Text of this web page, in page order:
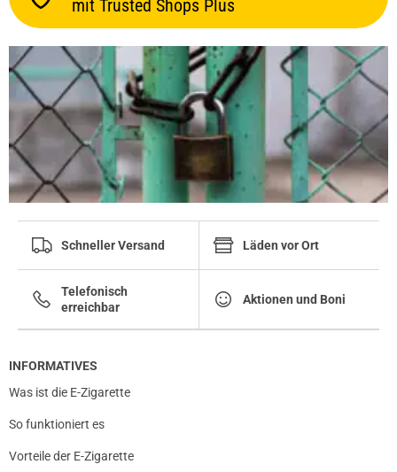
mit Trusted Shops Plus
Schneller Versand Läden vor Ort
Telefonisch
erreichbar
Aktionen und Boni
INFORMATIVES
Was ist die E-Zigarette
So funktioniert es
Vorteile der E-Zigarette